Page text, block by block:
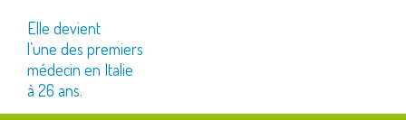
Elle devient
l’une des premiers
médecin en Italie
à 26 ans.